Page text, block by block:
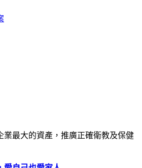
業最大的資產，推廣正確衛教及保健